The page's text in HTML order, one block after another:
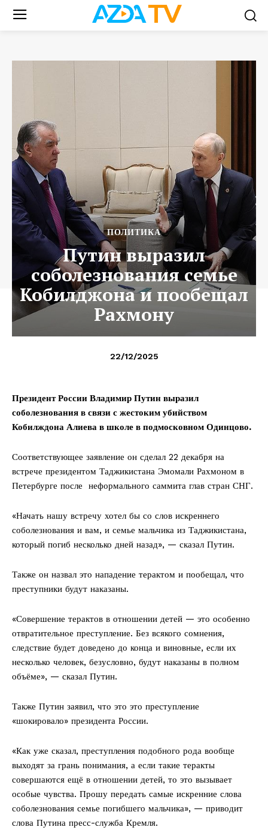
ПОЛИТИКА
Путин выразил
соболезнования семье
Кобилджона и пообещал
Рахмону
22/12/2025
Президент России Владимир Путин выразил
соболезнования в связи с жестоким убийством
Кобилждона Алиева в школе в подмосковном Одинцово.
Соответствующее заявление он сделал 22 декабря на
встрече президентом Таджикистана Эмомали Рахмоном в
Петербурге после неформального саммита глав стран СНГ.
«Начать нашу встречу хотел бы со слов искреннего
соболезнования и вам, и семье мальчика из Таджикистана,
который погиб несколько дней назад», — сказал Путин.
Также он назвал это нападение терактом и пообещал, что
преступники будут наказаны.
«Совершение терактов в отношении детей — это особенно
отвратительное преступление. Без всякого сомнения,
следствие будет доведено до конца и виновные, если их
несколько человек, безусловно, будут наказаны в полном
объёме», — сказал Путин.
Также Путин заявил, что это это преступление
«шокировало» президента России.
«Как уже сказал, преступления подобного рода вообще
выходят за грань понимания, а если такие теракты
совершаются ещё в отношении детей, то это вызывает
особые чувства. Прошу передать самые искренние слова
соболезнования семье погибшего мальчика», — приводит
слова Путина пресс-служба Кремля.